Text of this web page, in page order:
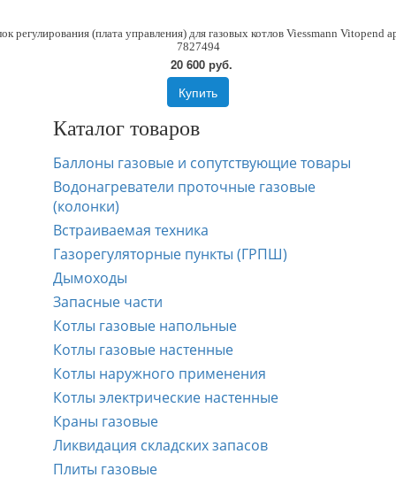
регулирования (плата управления) для газовых котлов Viessmann Vitopend
7827494
20 600 руб.
Купить
Каталог товаров
Баллоны газовые и сопутствующие товары
Водонагреватели проточные газовые
(колонки)
Встраиваемая техника
Газорегуляторные пункты (ГРПШ)
Дымоходы
Запасные части
Котлы газовые напольные
Котлы газовые настенные
Котлы наружного применения
Котлы электрические настенные
Краны газовые
Ликвидация складских запасов
Плиты газовые